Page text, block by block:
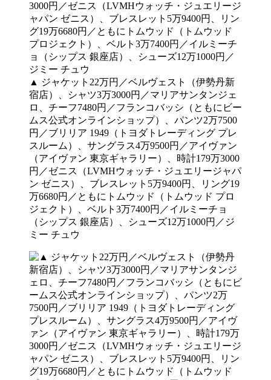
▲ ジャケット22万円／ベルヴェスト（伊勢丹新
宿店）、シャツ3万3000円／マリアサンタンジェ
ロ、チーフ7480円／フランコバッシ（ともにビー
ムス公式オンラインショップ）、パンツ2万7500
円／ブリリア 1949（トヨダトレーディング プレ
スルーム）、サングラス4万9500円／アイヴァン
（アイヴァン 東京ギャラリー）、時計179万3000
円／ゼニス（LVMHウォッチ・ジュエリージャパ
ン ゼニス）、ブレスレット5万9400円、リング19
万6680円／ともにトムウッド（トムウッド プロ
ジェクト）、ベルト3万7400円／イルミーチョ
（シップス 銀座店）、シューズ12万1000円／ジ
ミー チュウ